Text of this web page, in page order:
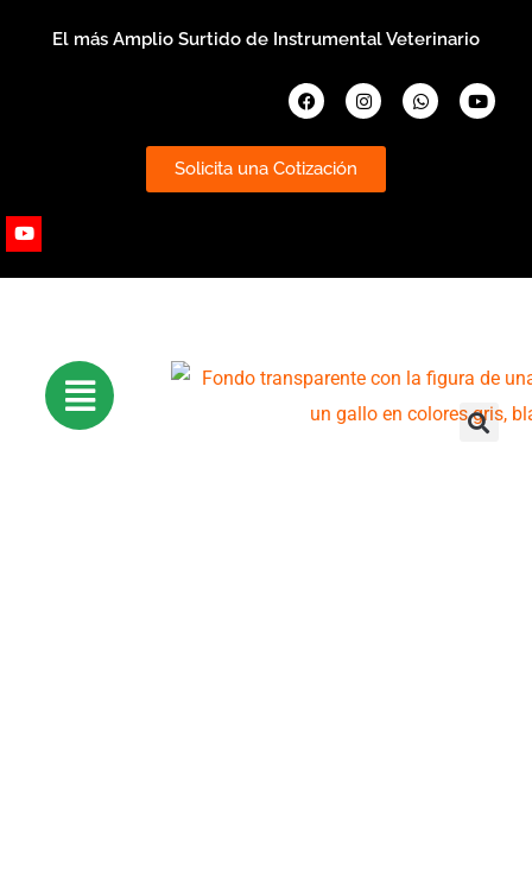
El más Amplio Surtido de Instrumental Veterinario
FacebookInstagramWhatsapp
Solicita una Cotización
Youtube